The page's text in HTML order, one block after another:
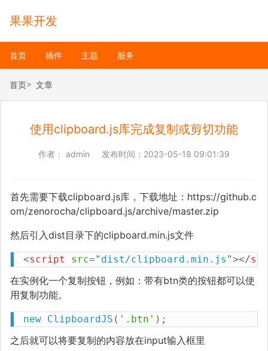
果果开发
首页 插件 主题 服务
首页 文章
使用clipboard.js库完成复制或剪切功能
作者： admin 发布时间： 2023-05-18 09:01:39
首先需要下载clipboard.js库，下载地址：https://github.c
om/zenorocha/clipboard.js/archive/master.zip
然后引入dist目录下的clipboard.min.js文件
<script src=" dist/clipboard.min.js "></
在实例化一个复制按钮，例如：带有btn类的按钮都可以使
用复制功能。
new ClipboardJS ( '.btn' ) ;
之后就可以将要复制的内容放在input输入框里